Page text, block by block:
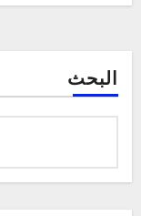
البحث